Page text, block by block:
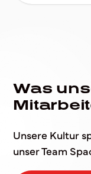
Was
Unsere Kultur
unser Team